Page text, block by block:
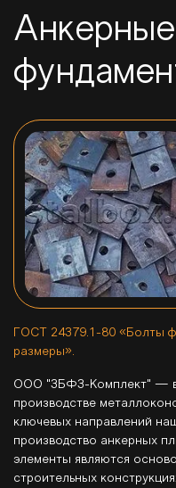
ГОСТ 24379.1-80 «Болты
размеры».
ООО "ЗБФЗ-Комплект" —
производстве
ключевых направлений
производство анкерных
элементы являются
строительных